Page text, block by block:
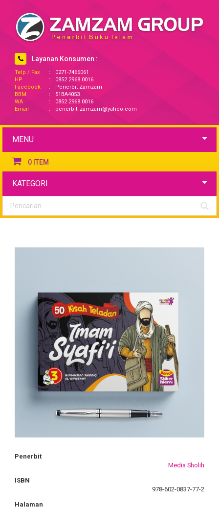
Layanan Konsumen :
Telp / Fax :
0271-7466061
HP
:
0852 2968 0016
Facebook
:
Penerbit Zamzam
BBM
:
51BA4053
WA
:
0852 2968 0016
Email
: penerbit_zamzam@yahoo.com
MENU
0 ITEM
KATEGORI
Penerbit
Media Sholih
ISBN
978-602-0837-77-2
Halaman